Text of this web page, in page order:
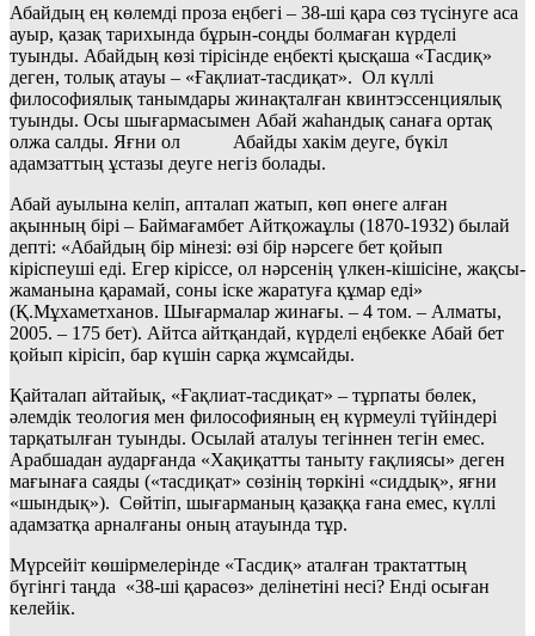
Абайдың ең көлемді проза еңбегі – 38-ші қара сөз түсінуге аса
ауыр, қазақ тарихында бұрын-соңды болмаған күрделі
туынды. Абайдың көзі тірісінде еңбекті қысқаша «Тасдиқ»
деген, толық атауы – «Ғақлиат-тасдиқат». Ол күллі
философиялық танымдары жинақталған квинтэссенциялық
туынды. Осы шығармасымен Абай жаһандық санаға ортақ
олжа салды. Яғни ол Абайды хакім деуге, бүкіл
адамзаттың ұстазы деуге негіз болады.
Абай ауылына келіп, апталап жатып, көп өнеге алған
ақынның бірі – Баймағамбет Айтқожаұлы (1870-1932) былай
депті: «Абайдың бір мінезі: өзі бір нәрсеге бет қойып
кіріспеуші еді. Егер кіріссе, ол нәрсенің үлкен-кішісіне, жақсы-
жаманына қарамай, соны іске жаратуға құмар еді»
(Қ.Мұхаметханов. Шығармалар жинағы. – 4 том. – Алматы,
2005. – 175 бет). Айтса айтқандай, күрделі еңбекке Абай бет
қойып кірісіп, бар күшін сарқа жұмсайды.
Қайталап айтайық, «Ғақлиат-тасдиқат» – тұрпаты бөлек,
әлемдік теология мен философияның ең күрмеулі түйіндері
тарқатылған туынды. Осылай аталуы тегіннен тегін емес.
Арабшадан аударғанда «Хақиқатты таныту ғақлиясы» деген
мағынаға саяды («тасдиқат» сөзінің төркіні «сиддық», яғни
«шындық»). Сөйтіп, шығарманың қазаққа ғана емес, күллі
адамзатқа арналғаны оның атауында тұр.
Мүрсейіт көшірмелерінде «Тасдиқ» аталған трактаттың
бүгінгі таңда «38-ші қарасөз» делінетіні несі? Енді осыған
келейік.